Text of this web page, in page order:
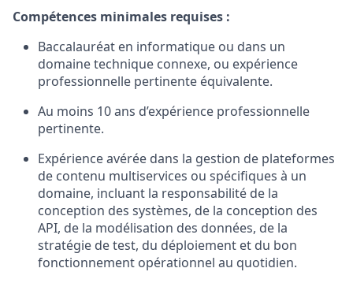
Compétences minimales requises :
Baccalauréat en informatique ou dans un
domaine technique connexe, ou expérience
professionnelle pertinente équivalente.
Au moins 10 ans d’expérience professionnelle
pertinente.
Expérience avérée dans la gestion de plateformes
de contenu multiservices ou spécifiques à un
domaine, incluant la responsabilité de la
conception des systèmes, de la conception des
API, de la modélisation des données, de la
stratégie de test, du déploiement et du bon
fonctionnement opérationnel au quotidien.